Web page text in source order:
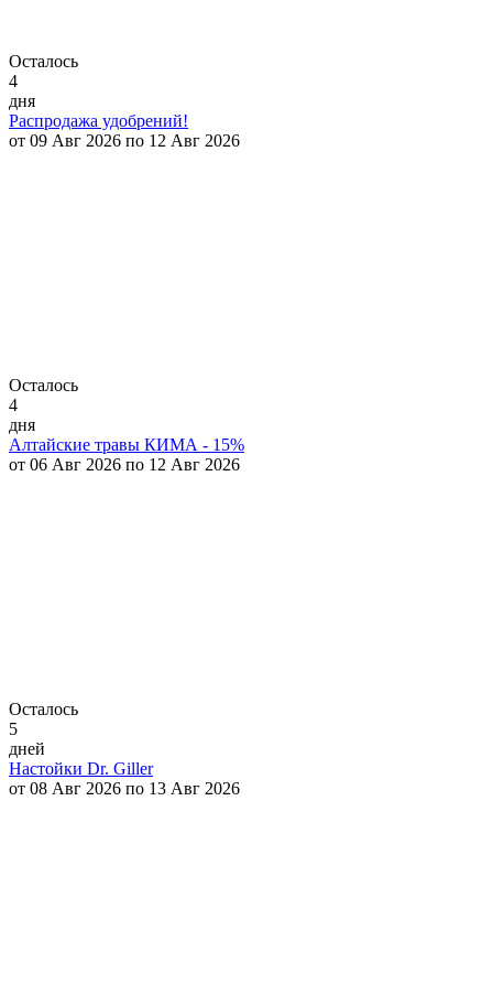
Осталось
4
дня
Распродажа удобрений!
от 09 Авг 2026 по 12 Авг 2026
Осталось
4
дня
Алтайские травы КИМА - 15%
от 06 Авг 2026 по 12 Авг 2026
Осталось
5
дней
Настойки Dr. Giller
от 08 Авг 2026 по 13 Авг 2026